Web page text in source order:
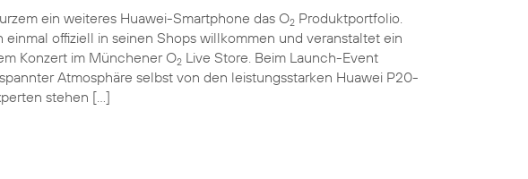
ein weiteres Huawei-Smartphone das O2 Produktportfolio.
einmal offiziell in seinen Shops willkommen und veranstaltet ein
Konzert im Münchener O2 Live Store. Beim Launch-Event
Atmosphäre selbst von den leistungsstarken Huawei P20-
stehen […]